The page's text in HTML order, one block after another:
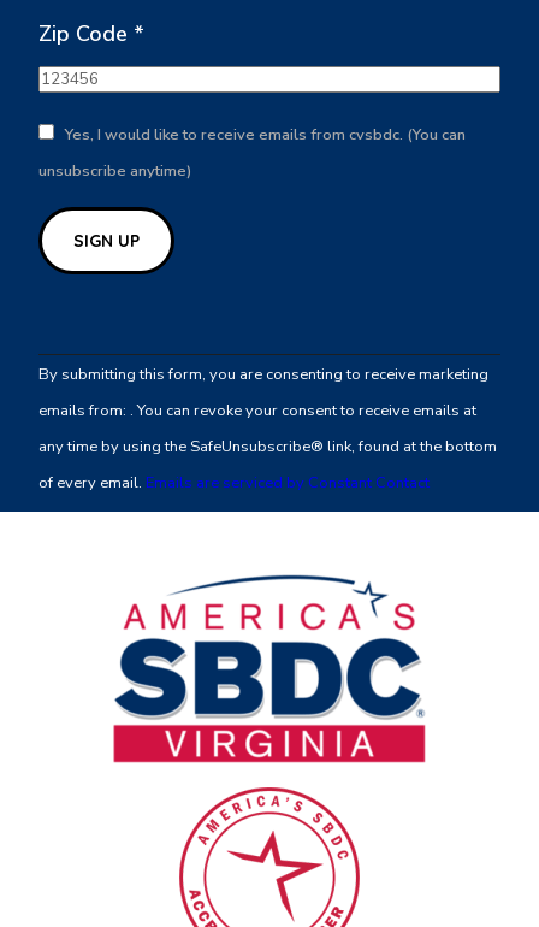
Zip Code *
Yes, I would like to receive emails from cvsbdc. (You can
unsubscribe anytime)
Contact
Use.
leave
this
By submitting this form, you are consenting to receive marketing
emails from: . You can revoke your consent to receive emails at
any time by using the SafeUnsubscribe® link, found at the bottom
of every email. Emails are serviced by Constant Contact